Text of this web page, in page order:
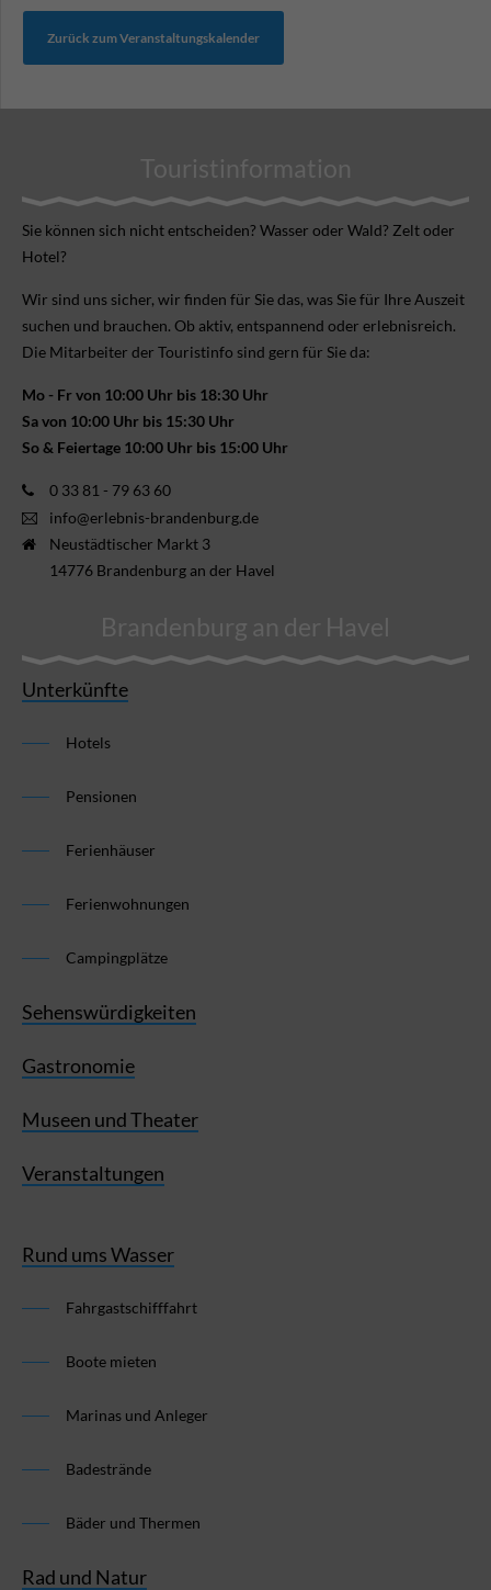
Zurück zum Veranstaltungskalender
Touristinformation
Sie können sich nicht ent­scheiden? Wasser oder Wald? Zelt oder
Hotel?
Wir sind uns sicher, wir finden für Sie das, was Sie für Ihre Aus­zeit
suchen und brauchen. Ob aktiv, ent­spannend oder erlebnis­reich.
Die Mitarbeiter der Touristinfo sind gern für Sie da:
Mo - Fr von 10:00 Uhr bis 18:30 Uhr
Sa von 10:00 Uhr bis 15:30 Uhr
So & Feiertage 10:00 Uhr bis 15:00 Uhr
0 33 81 - 79 63 60
info@erlebnis-brandenburg.de
Neustädtischer Markt 3
14776 Brandenburg an der Havel
Brandenburg an der Havel
Unterkünfte
Hotels
Pensionen
Ferienhäuser
Ferienwohnungen
Campingplätze
Sehenswürdigkeiten
Gastronomie
Museen und Theater
Veranstaltungen
Rund ums Wasser
Fahrgastschifffahrt
Boote mieten
Marinas und Anleger
Badestrände
Bäder und Thermen
Rad und Natur